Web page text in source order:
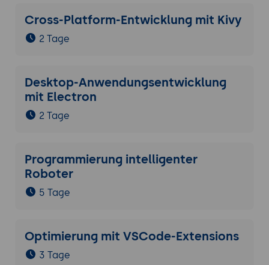
Cross-Platform-Entwicklung mit Kivy
2 Tage
Desktop-Anwendungsentwicklung
mit Electron
2 Tage
Programmierung intelligenter
Roboter
5 Tage
Optimierung mit VSCode-Extensions
3 Tage